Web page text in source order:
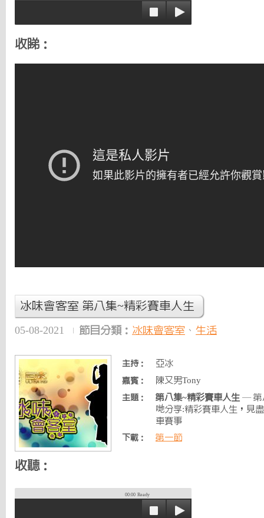
收睇：
冰味會客室 第八集~精彩賽車人生
05-08-2021 節目分類： 冰味會客室 、 生活
主持： 亞冰
嘉賓： 陳又男Tony
主題： 第八集~精彩賽車人生 — 第
哋分享:精彩賽車人生，見
車賽事
下載： 第一節
收聽：
00:00 Ready